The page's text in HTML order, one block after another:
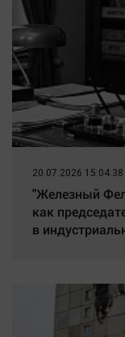
20.07.2026 15:04:38
"Железный
как
в